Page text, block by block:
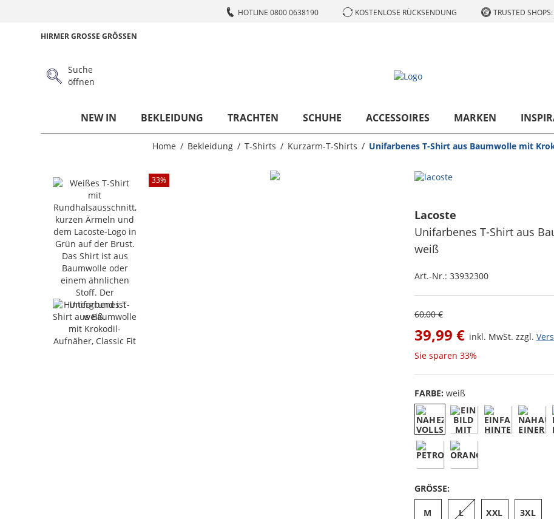
HOTLINE 0800 0638190 KOSTENLOSE RÜCKSENDUNG TRUSTED
HIRMER GROSSE GRÖSSEN
Suche
öffnen
NEW IN BEKLEIDUNG TRACHTEN SCHUHE ACCESSOIRES MARKEN
Home Bekleidung T-Shirts Kurzarm-T-Shirts Unifarbenes T-Shirt aus Baumwolle mit
33%
Lacoste
Unifarbenes T-Shirt aus
weiß
Art.-Nr.: 33932300
60,00 €
39,99 € inkl. MwSt. zzgl.
Sie sparen 33%
FARBE: weiß
GRÖSSE:
M L XXL 3XL